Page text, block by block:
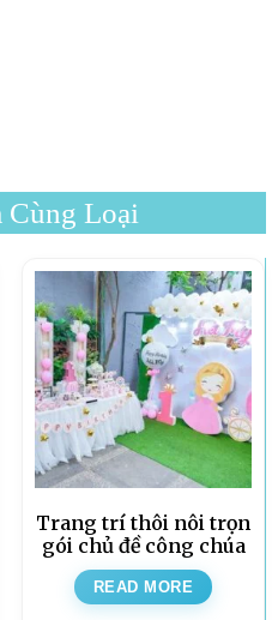
Cùng Loại
Trang trí thôi nôi trọn
gói chủ đề công chúa
READ MORE